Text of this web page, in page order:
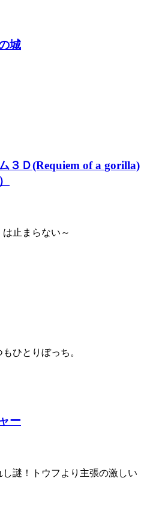
城
３Ｄ(Requiem of a gorilla)
止まらない～
ひとりぼっち。
ー
し謎！トウフより主張の激しい